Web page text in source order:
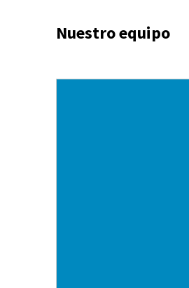
Nuestro equipo